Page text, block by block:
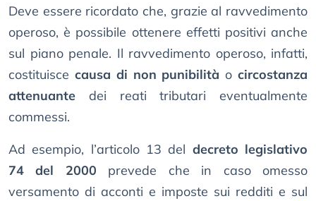
Deve essere ricordato che, grazie al ravvedimento
operoso, è possibile ottenere effetti positivi anche
sul piano penale. Il ravvedimento operoso, infatti,
costituisce causa di non punibilità ocircostanza
attenuante dei reati tributari eventualmente
commessi.
Ad esempio, l’articolo 13 del decreto legislativo
74 del 2000 prevede che in caso omesso
versamento di acconti e imposte sui redditi e sul